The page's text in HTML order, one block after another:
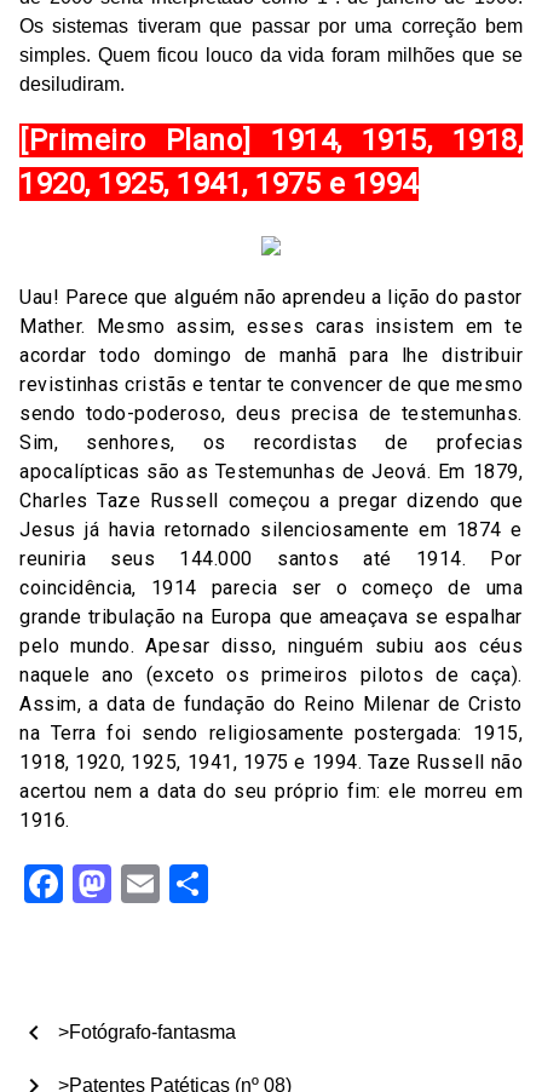
Os sistemas tiveram que passar por uma correção bem
simples. Quem ficou louco da vida foram milhões que se
desiludiram.
[Primeiro Plano] 1914, 1915, 1918,
1920, 1925, 1941, 1975 e 1994
Uau! Parece que alguém não aprendeu a lição do pastor
Mather. Mesmo assim, esses caras insistem em te
acordar todo domingo de manhã para lhe distribuir
revistinhas cristãs e tentar te convencer de que mesmo
sendo todo-poderoso, deus precisa de testemunhas.
Sim, senhores, os recordistas de profecias
apocalípticas são as Testemunhas de Jeová. Em 1879,
Charles Taze Russell começou a pregar dizendo que
Jesus já havia retornado silenciosamente em 1874 e
reuniria seus 144.000 santos até 1914. Por
coincidência, 1914 parecia ser o começo de uma
grande tribulação na Europa que ameaçava se espalhar
pelo mundo. Apesar disso, ninguém subiu aos céus
naquele ano (exceto os primeiros pilotos de caça).
Assim, a data de fundação do Reino Milenar de Cristo
na Terra foi sendo religiosamente postergada: 1915,
1918, 1920, 1925, 1941, 1975 e 1994. Taze Russell não
acertou nem a data do seu próprio fim: ele morreu em
1916.
Facebook
Mastodon
Email
chevron_left >Fotógrafo-fantasma
>Patentes Patéticas (nº 08)
chevron_right